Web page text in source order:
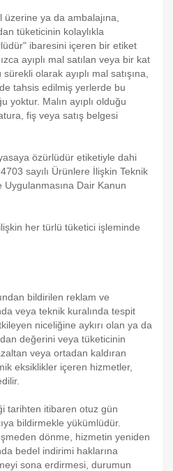
üzerine ya da ambalajına,
tüketicinin kolaylıkla
ibaresini içeren bir etiket
ayıplı mal satılan veya bir kat
olarak ayıplı mal satışına,
tahsis edilmiş yerlerde bu
yoktur. Malın ayıplı olduğu
fiş veya satış belgesi
özürlüdür etiketiyle dahi
sayılı Ürünlere İlişkin Teknik
Uygulanmasına Dair Kanun
her türlü tüketici işleminde
bildirilen reklam ve
veya teknik kuralında tespit
niceliğine aykırı olan ya da
değerini veya tüketicinin
veya ortadan kaldıran
eksiklikler içeren hizmetler,
tarihten itibaren otuz gün
bildirmekle yükümlüdür.
dönme, hizmetin yeniden
bedel indirimi haklarına
sona erdirmesi, durumun